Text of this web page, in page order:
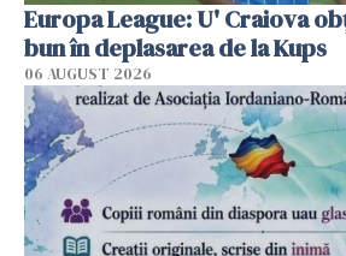
Europa League: U' Craiova
bun în deplasarea de la Kups
06 AUGUST 2026